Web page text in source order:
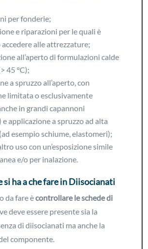
per fonderie;
e riparazioni per le quali è
accedere alle attrezzature;
all’aperto di formulazioni calde
45 °C);
a spruzzo all’aperto, con
limitata o esclusivamente
in grandi capannoni
applicazione a spruzzo ad alta
esempio schiume, elastomeri);
uso con un’esposizione simile
e/o per inalazione.
si ha a che fare in Diisocianati
da fare ècontrollare le schede di
deve essere presente sia la
di diisocianati ma anche la
componente.